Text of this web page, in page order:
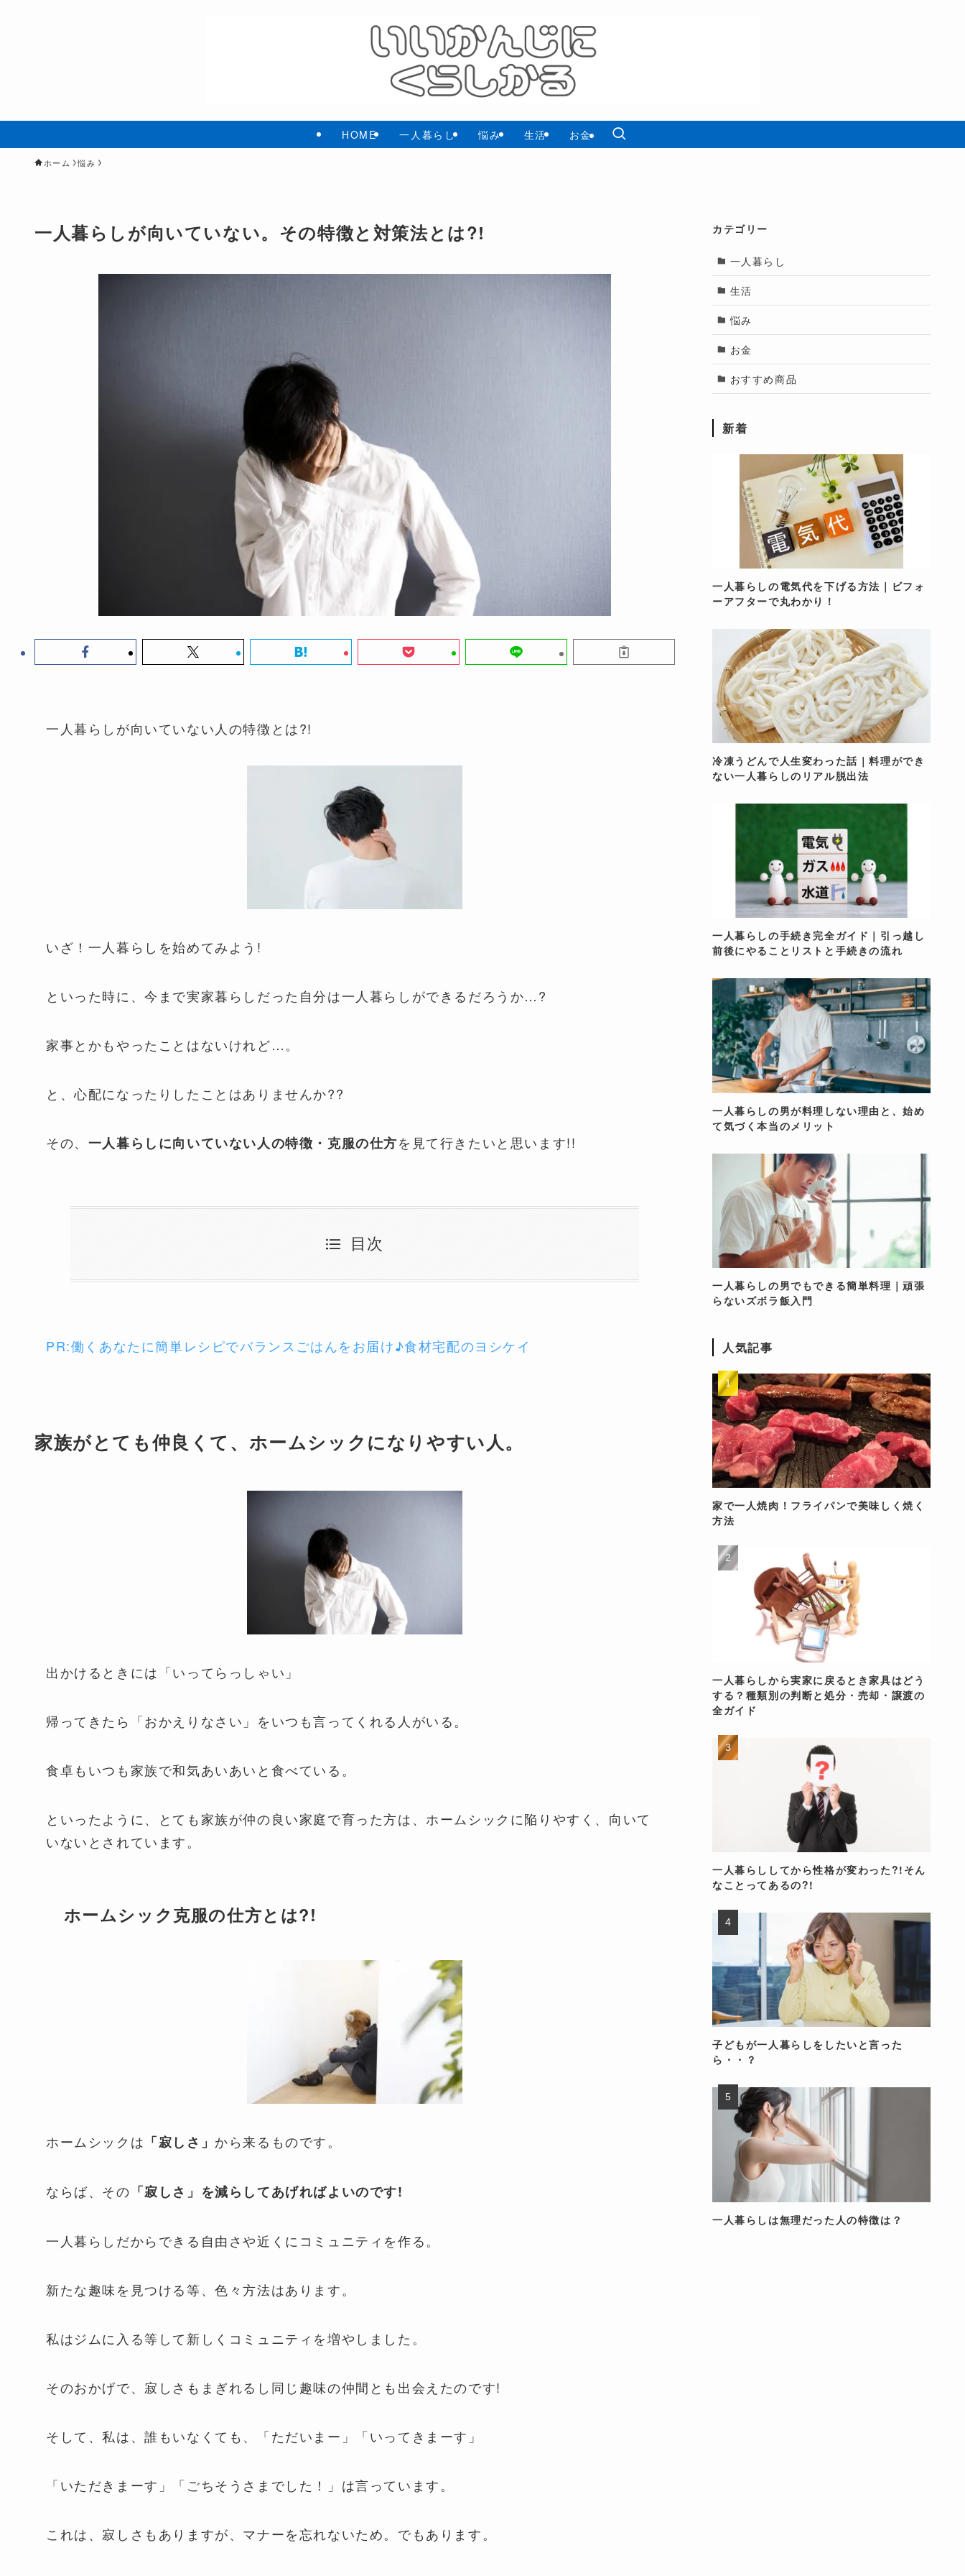
HOME 一人暮らし 悩み 生活 お金
ホーム 悩み
一人暮らしが向いていない。その特徴と対策法とは?!
一人暮らしが向いていない人の特徴とは?!
いざ！一人暮らしを始めてみよう!
といった時に、今まで実家暮らしだった自分は一人暮らしができるだろうか…?
家事とかもやったことはないけれど…。
と、心配になったりしたことはありませんか??
その、 一人暮らしに向いていない人の特徴・克服の仕方を見て行きたいと思います!!
目次
PR:働くあなたに簡単レシピでバランスごはんをお届け♪食材宅配のヨシケイ
家族がとても仲良くて、ホームシックになりやすい人。
出かけるときには「いってらっしゃい」
帰ってきたら「おかえりなさい」をいつも言ってくれる人がいる。
食卓もいつも家族で和気あいあいと食べている。
といったように、とても家族が仲の良い家庭で育った方は、ホームシックに陥りやすく、向いて
いないとされています。
ホームシック克服の仕方とは?!
ホームシックは 「寂しさ」から来るものです。
ならば、その 「寂しさ」を減らしてあげればよいのです!
一人暮らしだからできる自由さや近くにコミュニティを作る。
新たな趣味を見つける等、色々方法はあります。
私はジムに入る等して新しくコミュニティを増やしました。
そのおかげで、寂しさもまぎれるし同じ趣味の仲間とも出会えたのです!
そして、私は、誰もいなくても、「ただいまー」「いってきまーす」
「いただきまーす」「ごちそうさまでした！」は言っています。
これは、寂しさもありますが、マナーを忘れないため。でもあります。
カテゴリー
一人暮らし
生活
悩み
お金
おすすめ商品
新着
一人暮らしの電気代を下げる方法｜ビフォ
ーアフターで丸わかり！
冷凍うどんで人生変わった話｜料理ができ
ない一人暮らしのリアル脱出法
一人暮らしの手続き完全ガイド｜引っ越し
前後にやることリストと手続きの流れ
一人暮らしの男が料理しない理由と、始め
て気づく本当のメリット
一人暮らしの男でもできる簡単料理｜頑張
らないズボラ飯入門
人気記事
家で一人焼肉！フライパンで美味しく焼く
方法
一人暮らしから実家に戻るとき家具はどう
する？種類別の判断と処分・売却・譲渡の
全ガイド
一人暮らししてから性格が変わった?!そん
なことってあるの?!
子どもが一人暮らしをしたいと言った
ら・・？
一人暮らしは無理だった人の特徴は？